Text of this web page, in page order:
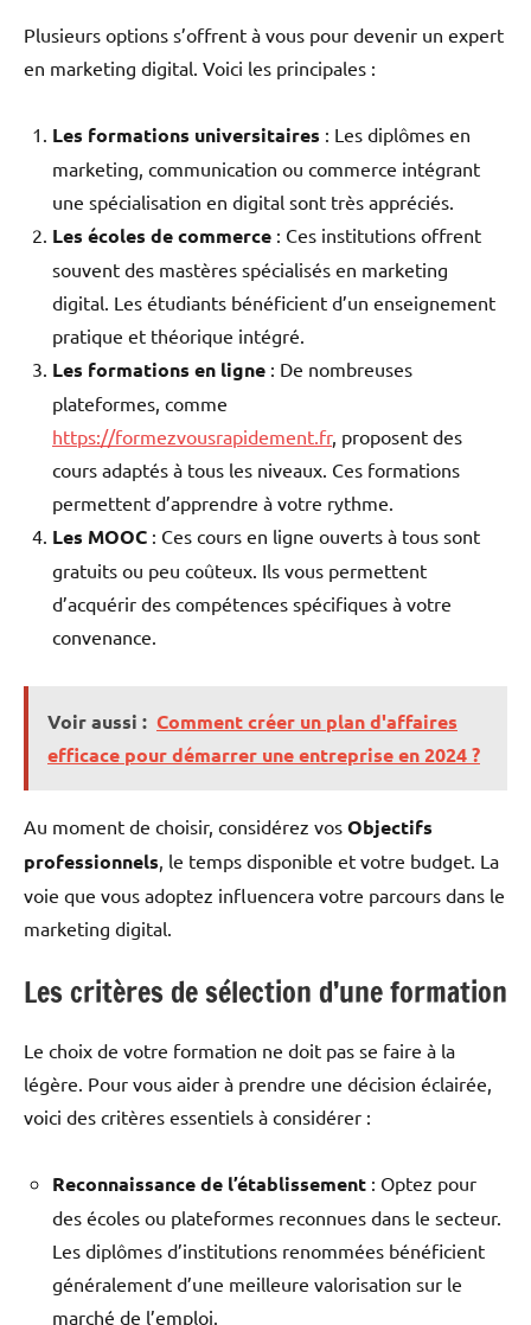
Plusieurs options s’offrent à vous pour devenir un expert
en marketing digital. Voici les principales :
Les formations universitaires : Les diplômes en
marketing, communication ou commerce intégrant
une spécialisation en digital sont très appréciés.
Les écoles de commerce : Ces institutions offrent
souvent des mastères spécialisés en marketing
digital. Les étudiants bénéficient d’un enseignement
pratique et théorique intégré.
Les formations en ligne : De nombreuses
plateformes, comme
https://formezvousrapidement.fr, proposent des
cours adaptés à tous les niveaux. Ces formations
permettent d’apprendre à votre rythme.
Les MOOC : Ces cours en ligne ouverts à tous sont
gratuits ou peu coûteux. Ils vous permettent
d’acquérir des compétences spécifiques à votre
convenance.
Voir aussi : Comment créer un plan d'affaires
efficace pour démarrer une entreprise en 2024 ?
Au moment de choisir, considérez vos Objectifs
professionnels , le temps disponible et votre budget. La
voie que vous adoptez influencera votre parcours dans le
marketing digital.
Les critères de sélection d’une formation
Le choix de votre formation ne doit pas se faire à la
légère. Pour vous aider à prendre une décision éclairée,
voici des critères essentiels à considérer :
Reconnaissance de l’établissement : Optez pour
des écoles ou plateformes reconnues dans le secteur.
Les diplômes d’institutions renommées bénéficient
généralement d’une meilleure valorisation sur le
marché de l’emploi.